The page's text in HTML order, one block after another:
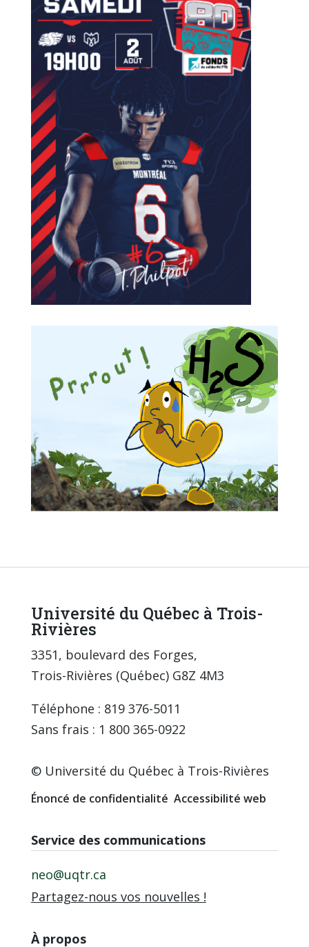
Université du Québec à Trois-
Rivières
3351, boulevard des Forges,
Trois-Rivières (Québec) G8Z 4M3
Téléphone : 819 376-5011
Sans frais : 1 800 365-0922
© Université du Québec à Trois-Rivières
Énoncé de confidentialité Accessibilité web
Service des communications
neo@uqtr.ca
Partagez-nous vos nouvelles !
À propos